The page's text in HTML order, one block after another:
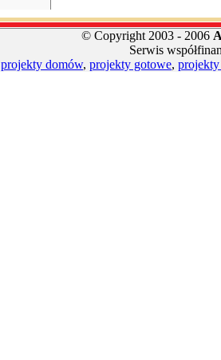
© Copyright 2003 - 2006
Serwis
projekty domów, projekty gotowe,